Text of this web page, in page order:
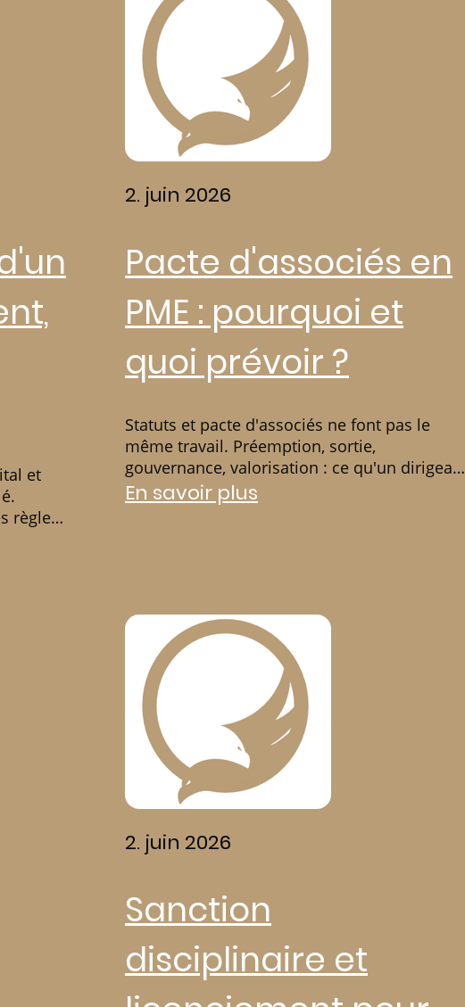
et
règles
2. juin 2026
Pacte d'associés en
PME : pourquoi et
quoi prévoir ?
Statuts et pacte d'associés ne font pas le
même travail. Préemption, sortie,
gouvernance, valorisation : ce qu'un dirigeant
de PME doit y prévoir. TOTEM Avignon
En savoir plus
2. juin 2026
Sanction
disciplinaire et